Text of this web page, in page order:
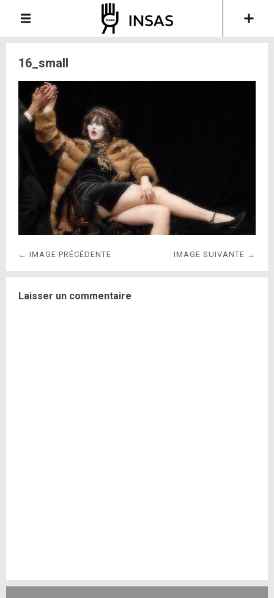
16_small
← IMAGE PRÉCÉDENTE IMAGE SUIVANTE →
Laisser un commentaire